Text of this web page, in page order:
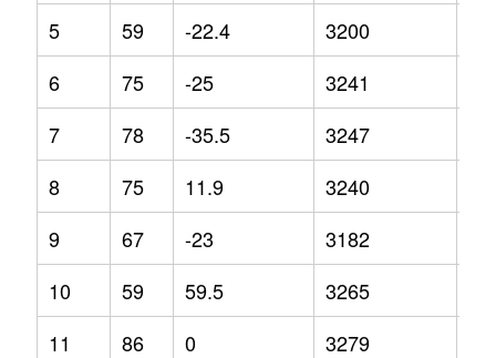
5
59 -22.4 3200
6
75 -25 3241
7
78 -35.5 3247
8
75 11.9 3240
9
67 -23 3182
10
59 59.5 3265
11
86 0 3279